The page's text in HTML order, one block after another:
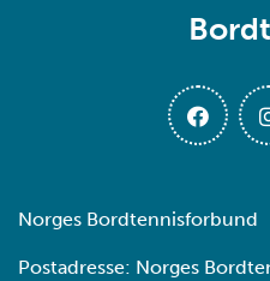
Norges Bordtennisforbund
Postadresse: Norges